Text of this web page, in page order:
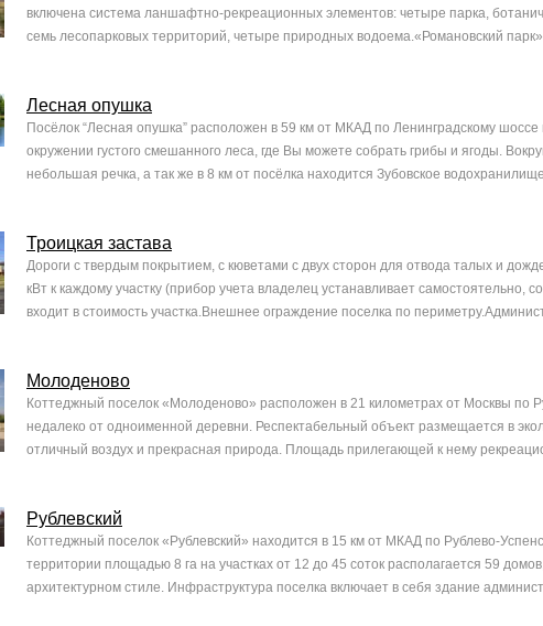
включена система ланшафтно-рекреационных элементов: четыре парка,
семь лесопарковых территорий, четыре природных водоема.«Романовский
Лесная опушка
Посёлок “Лесная опушка” расположен в 59 км от МКАД по Ленинградскому шоссе
окружении густого смешанного леса, где Вы можете собрать грибы и ягоды.
небольшая речка, а так же в 8 км от посёлка находится Зубовское
Троицкая застава
Дороги с твердым покрытием, с кюветами с двух сторон для отвода талых и
кВт к каждому участку (прибор учета владелец устанавливает самостоятельно,
входит в стоимость участка.Внешнее ограждение поселка по
Молоденово
Коттеджный поселок «Молоденово» расположен в 21 километрах от Москвы по
недалеко от одноименной деревни. Респектабельный объект размещается в
отличный воздух и прекрасная природа. Площадь прилегающей к нему
Рублевский
Коттеджный поселок «Рублевский» находится в 15 км от МКАД по Рублево-
территории площадью 8 га на участках от 12 до 45 соток располагается 59
архитектурном стиле. Инфраструктура поселка включает в себя здание